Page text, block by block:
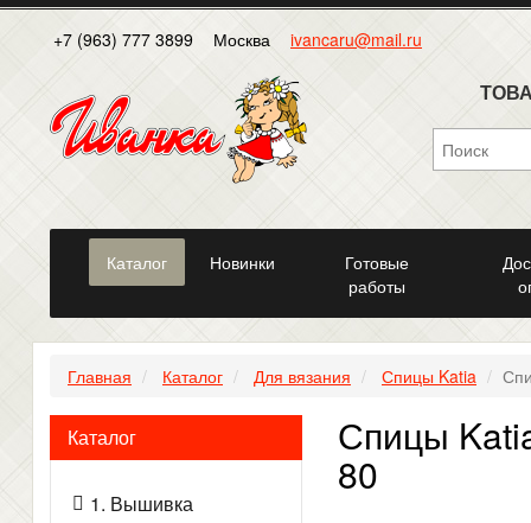
+7 (963) 777 3899 Москва ivancaru@mail.ru
Каталог Новинки
Готовые
работы
Главная Каталог Для вязания Спицы Katia
Каталог
1. Вышивка
Спицы
80